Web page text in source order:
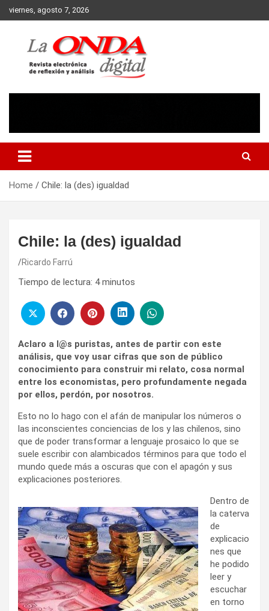
Skip
to
viernes, agosto 7, 2026
Home Chile: la (des) igualdad
Chile: la (des) igualdad
Ricardo Farrú
Tiempo de lectura: 4 minutos
Aclaro a l@s puristas, antes de partir con este
análisis, que voy usar cifras que son de público
conocimiento para construir mi relato, cosa normal
entre los economistas, pero profundamente negada
por ellos, perdón, por nosotros.
Esto no lo hago con el afán de manipular los números o
las inconscientes conciencias de los y las chilenos, sino
que de poder transformar a lenguaje prosaico lo que se
suele escribir con alambicados términos para que todo el
mundo quede más a oscuras que con el apagón y sus
explicaciones posteriores.
Dentro de
la caterva
de
explicacio
nes que
he podido
leer y
escuchar
en torno